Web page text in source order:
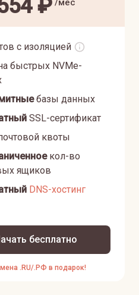
₽ /мес
с изоляцией
быстрых NVMe-
базы данных
SSL-сертификат
квоты
кол-во
ящиков
DNS-хостинг
бесплатно
.RU/.РФ в подарок!